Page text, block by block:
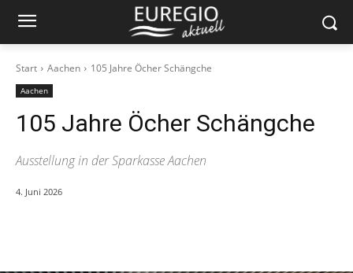
Start Aachen 105 Jahre Öcher Schängche
Aachen
105 Jahre Öcher Schängche
Ausstellung in der Sparkasse Aachen
4. Juni 2026